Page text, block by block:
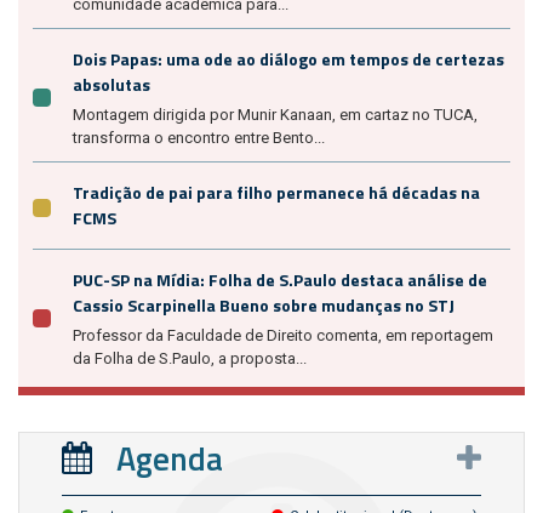
comunidade acadêmica para...
Dois Papas: uma ode ao diálogo em tempos de certezas
absolutas
Montagem dirigida por Munir Kanaan, em cartaz no TUCA,
transforma o encontro entre Bento...
Tradição de pai para filho permanece há décadas na
FCMS
PUC-SP na Mídia: Folha de S.Paulo destaca análise de
Cassio Scarpinella Bueno sobre mudanças no STJ
Professor da Faculdade de Direito comenta, em reportagem
da Folha de S.Paulo, a proposta...
Agenda